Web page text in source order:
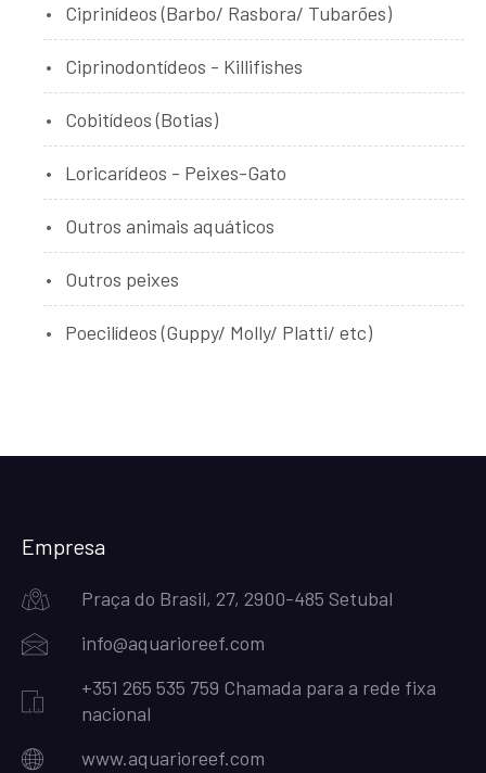
Ciprinídeos (Barbo/ Rasbora/ Tubarões)
Ciprinodontídeos - Killifishes
Cobitídeos (Botias)
Loricarídeos - Peixes-Gato
Outros animais aquáticos
Outros peixes
Poecilídeos (Guppy/ Molly/ Platti/ etc)
Empresa
Praça do Brasil, 27, 2900-485 Setubal
info@aquarioreef.com
+351 265 535 759 Chamada para a rede fixa
nacional
www.aquarioreef.com